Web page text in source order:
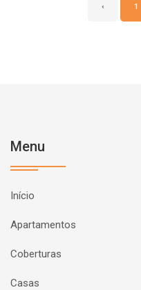
‹ 1
Menu
Início
Apartamentos
Coberturas
Casas